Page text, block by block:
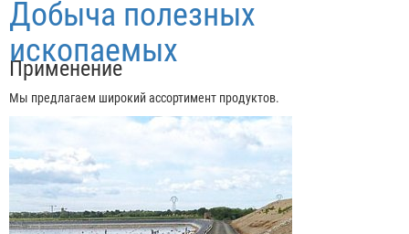
Добыча полезных
ископаемых
Применение
Мы предлагаем широкий ассортимент продуктов.